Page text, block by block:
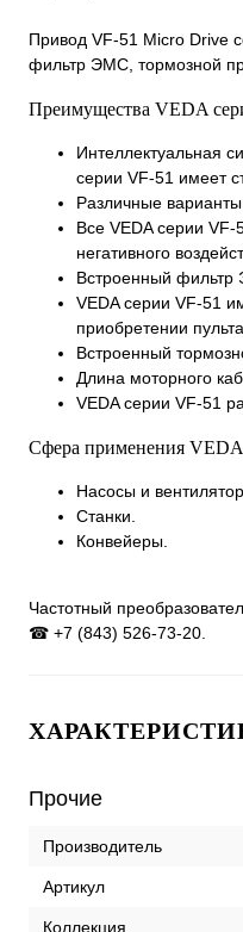
Привод VF-51 Micro Drive
фильтр ЭМС, тормозной
Преимущества VEDA
Интеллектуальная
cерии VF-51 имеет
Различные
Все VEDA cерии
негативного
Встроенный фильтр
VEDA cерии VF-51
приобретении
Встроенный
Длина моторного
VEDA cерии VF-51
Сфера применения
Насосы и
Станки.
Конвейеры.
Частотный
☎ +7 (843) 526-73-20.
Прочие
Производитель
Артикул
Коллекция